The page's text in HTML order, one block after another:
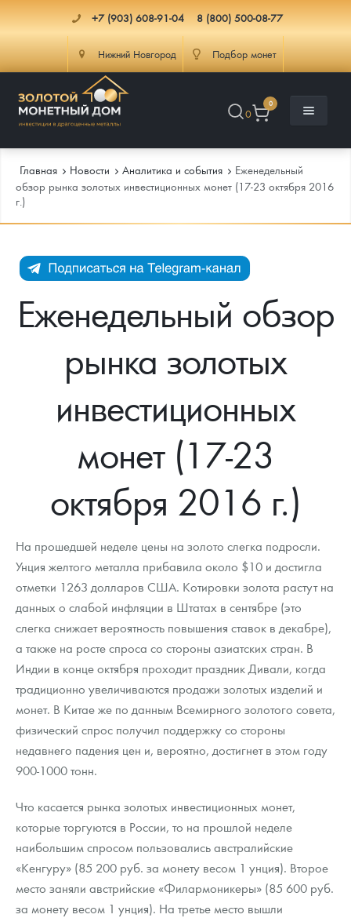
+7 (903) 608-91-04 8 (800) 500-08-77
Нижний Новгород Подбор монет
0
0
Каталог
Каталог Монет
Монеты Россия и СССР
Иностранные
Памятные и старинные монеты
Памятные монеты России и СССР
Монеты и жетоны ЗМД
Золотые слитки
Аксессуары
Год Лошади
Флот: ледоколы и корабли
Ювелирные изделия
Русская нумизматика
Наборы подарочных и коллекционных монет
Монеты и жетоны из недрагоценных металлов
Книги по нумизматике
Инфо
Подлинность монет
Выкуп серебряных монет
Вопрос - ответ
Памятка для работы с монетами из драгметаллов
Монеты
Политика конфиденциальности
Положение по обработке и защите персональных данных
Услуги
Подбор монет
Георгий Победоносец - динамика цен
Скупка слитков
Наши преимущества
Пресс-служба
Главная Новости Аналитика и события
Еженедельный
обзор рынка золотых инвестиционных монет (17-23 октября 2016
г.)
Еженедельный обзор
рынка золотых
инвестиционных
монет (17-23
октября 2016 г.)
На прошедшей неделе цены на золото слегка подросли.
Унция желтого металла прибавила около $10 и достигла
отметки 1263 долларов США. Котировки золота растут на
данных о слабой инфляции в Штатах в сентябре (это
слегка снижает вероятность повышения ставок в декабре),
а также на росте спроса со стороны азиатских стран. В
Индии в конце октября проходит праздник Дивали, когда
традиционно увеличиваются продажи золотых изделий и
монет. В Китае же по данным Всемирного золотого совета,
физический спрос получил поддержку со стороны
недавнего падения цен и, вероятно, достигнет в этом году
900-1000 тонн.
Что касается рынка золотых инвестиционных монет,
которые торгуются в России, то на прошлой неделе
наибольшим спросом пользовались австралийские
«Кенгуру» (85 200 руб. за монету весом 1 унция). Второе
место заняли австрийские «Филармоникеры» (85 600 руб.
за монету весом 1 унция). На третье место вышли